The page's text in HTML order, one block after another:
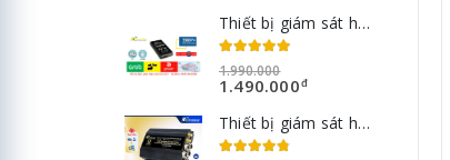
Thiết bị giám sát hành trình xe Grab
1.990.000
1.490.000đ
Thiết bị giám sát hành trình và Ghi nhận hình ảnh người lái xe MDVR02